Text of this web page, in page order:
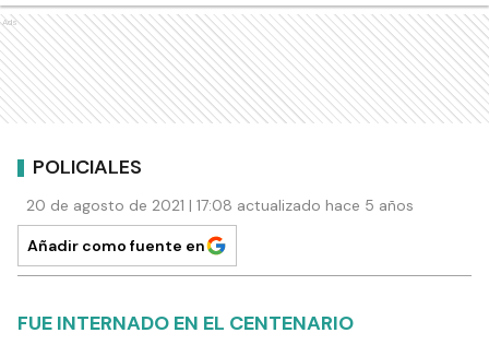
Ads
POLICIALES
20 de agosto de 2021 | 17:08 actualizado hace 5 años
Añadir como fuente en
FUE INTERNADO EN EL CENTENARIO